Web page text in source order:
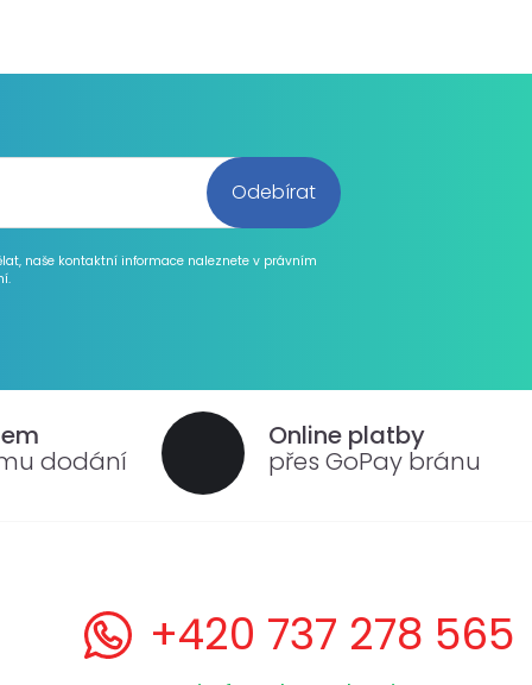
naše kontaktní informace naleznete v právním
dodání
Online platby
přes GoPay bránu
+420 737 278 565